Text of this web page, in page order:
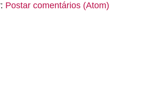
Postar comentários (Atom)